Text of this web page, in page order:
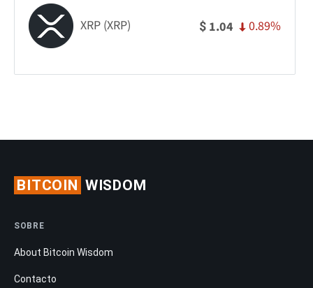
XRP (XRP) $ 1.04 0.89%
BITCOIN WISDOM
SOBRE
About Bitcoin Wisdom
Contacto